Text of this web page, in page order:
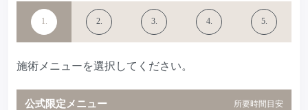
1.
選択
2. 3.
力
4. 5.
施術メニューを選択してください。
公式限定メニュー 所要時間目安